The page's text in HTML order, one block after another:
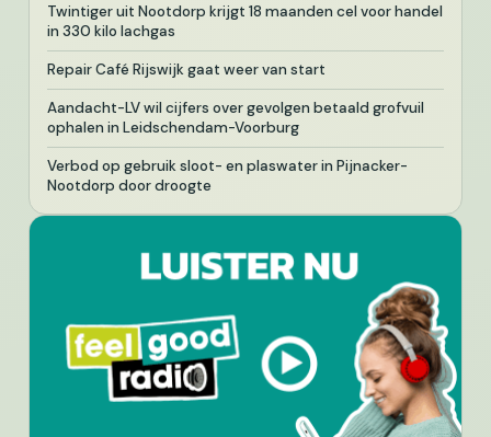
Twintiger uit Nootdorp krijgt 18 maanden cel voor handel
in 330 kilo lachgas
Repair Café Rijswijk gaat weer van start
Aandacht-LV wil cijfers over gevolgen betaald grofvuil
ophalen in Leidschendam-Voorburg
Verbod op gebruik sloot- en plaswater in Pijnacker-
Nootdorp door droogte